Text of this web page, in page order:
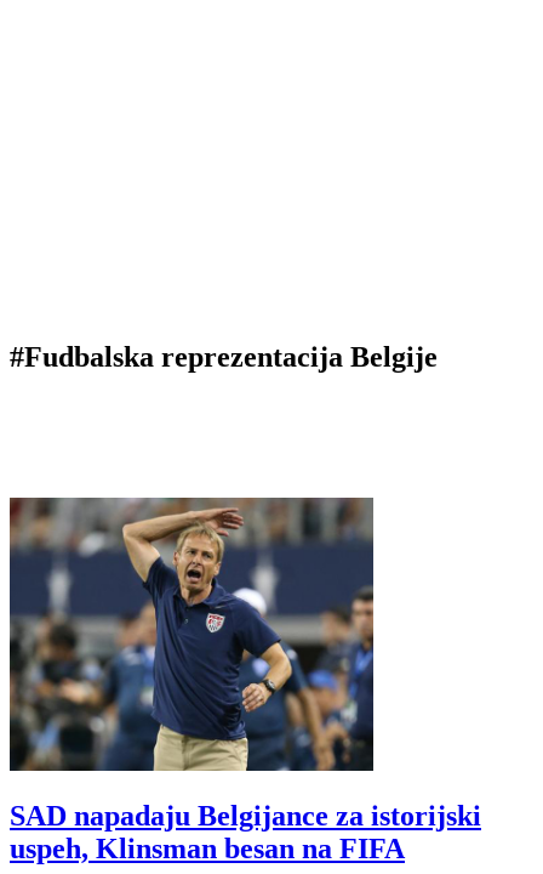
#Fudbalska reprezentacija Belgije
SAD napadaju Belgijance za istorijski
uspeh, Klinsman besan na FIFA